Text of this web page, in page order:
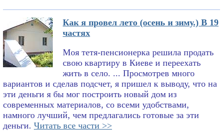
Как я провел лето (осень и зиму.) В 19
частях
Моя тетя-пенсионерка решила продать
свою квартиру в Киеве и переехать
жить в село. ... Просмотрев много
вариантов и сделав подсчет, я пришел к выводу, что на
эти деньги я бы мог построить новый дом из
современных материалов, со всеми удобствами,
намного лучший, чем предлагались готовые за эти
деньги. Читать все части >>